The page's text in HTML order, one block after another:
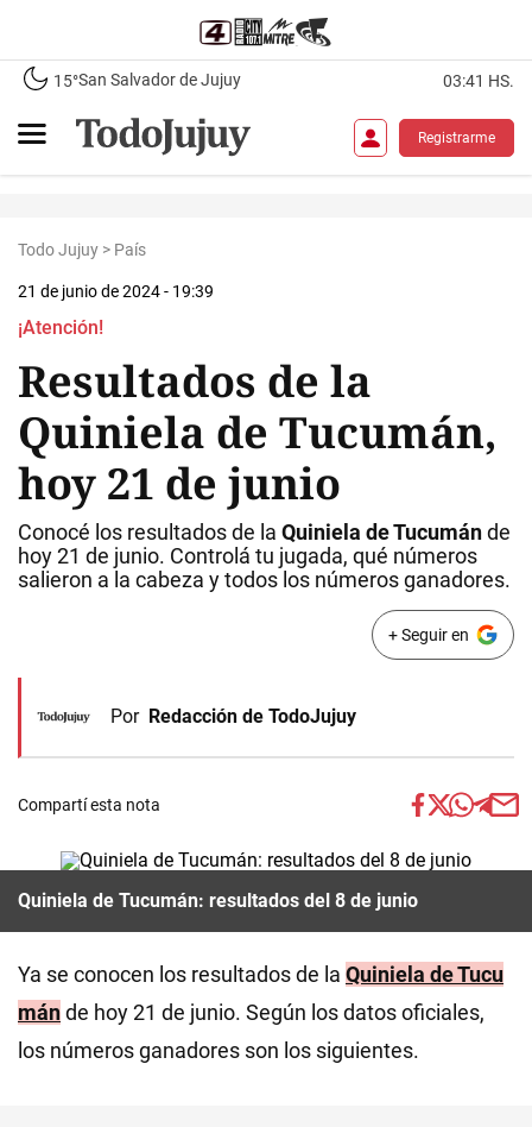
15°San Salvador de Jujuy 03:41 HS.
Registrarme
Todo Jujuy > País
21 de junio de 2024 - 19:39
¡Atención!
Resultados de la
Quiniela de Tucumán,
hoy 21 de junio
Conocé los resultados de la Quiniela de Tucumánde
hoy 21 de junio. Controlá tu jugada, qué números
salieron a la cabeza y todos los números ganadores.
+ Seguir en
Por Redacción de TodoJujuy
Compartí esta nota
Quiniela de Tucumán: resultados del 8 de junio
Ya se conocen los resultados de la Quiniela de Tucu
mánde hoy 21 de junio. Según los datos oficiales,
los números ganadores son los siguientes.